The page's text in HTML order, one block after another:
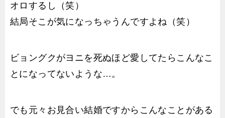
オロするし（笑）
結局そこが気になっちゃうんですよね（笑）
ビョングクがヨニを死ぬほど愛してたらこんなこ
とになってないような…。
でも元々お見合い結婚ですからこんなことがある